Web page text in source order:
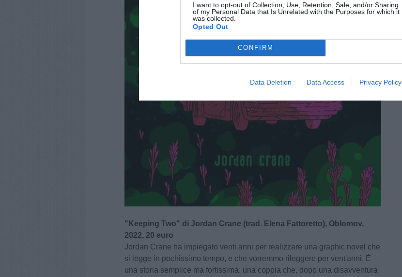
I want to opt-out of Collection, Use, Retention, Sale, and/or Sharing
of my Personal Data that Is Unrelated with the Purposes for which it
was collected.
Opted Out
CONFIRM
Data Deletion Data Access Privacy Policy
"Keeping Two" di Jordan Crane (trad. Elena Fattoretto), Oblomov,
2022, 20 euro
Jordan Crane ha impiegato venti anni per realizzare una graphic novel che
si legge in pochissimo tempo, e che vorremmo rileggere per vent'anni. È
una storia semplice ma fortissima: una coppia che, dopo una disavventura